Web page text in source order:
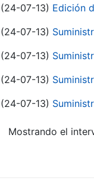
(24-07-13) Edición
(24-07-13)
(24-07-13)
(24-07-13)
(24-07-13)
Mostrando el